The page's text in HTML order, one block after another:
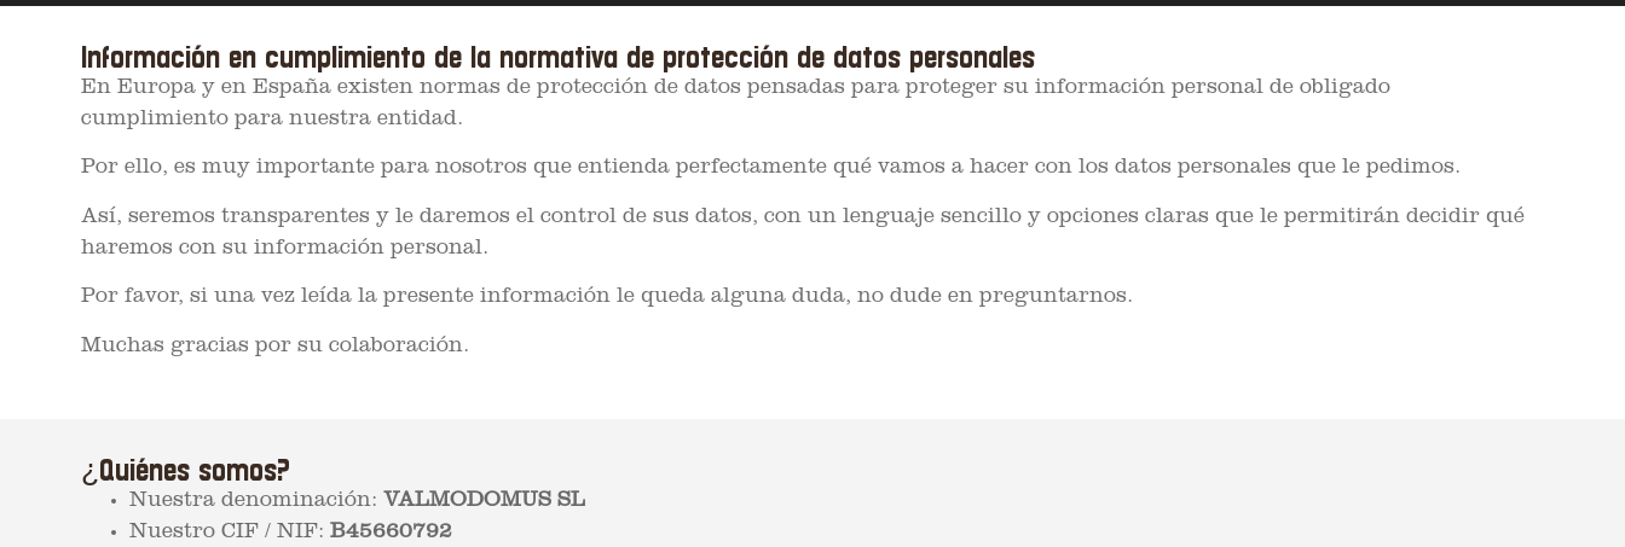
Información en cumplimiento de la normativa de protección de datos personales
En Europa y en España existen normas de protección de datos pensadas para proteger su información personal de obligado
cumplimiento para nuestra entidad.
Por ello, es muy importante para nosotros que entienda perfectamente qué vamos a hacer con los datos personales que le pedimos.
Así, seremos transparentes y le daremos el control de sus datos, con un lenguaje sencillo y opciones claras que le permitirán decidir qué
haremos con su información personal.
Por favor, si una vez leída la presente información le queda alguna duda, no dude en preguntarnos.
Muchas gracias por su colaboración.
¿Quiénes somos?
Nuestra denominación: VALMODOMUS SL
Nuestro CIF / NIF:B45660792